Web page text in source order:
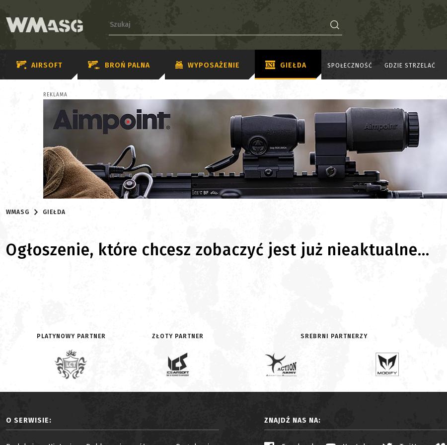
AIRSOFT BROŃ PALNA WYPOSAŻENIE GIEŁDA SPOŁECZNOŚĆ GDZIE STRZELAĆ
REKLAMA
WMASG GIEŁDA
Ogłoszenie, które chcesz zobaczyć jest już nieaktualne...
PLATYNOWY PARTNER ZŁOTY PARTNER SREBRNI PARTNERZY
O SERWISIE: ZNAJDŹ NAS NA: